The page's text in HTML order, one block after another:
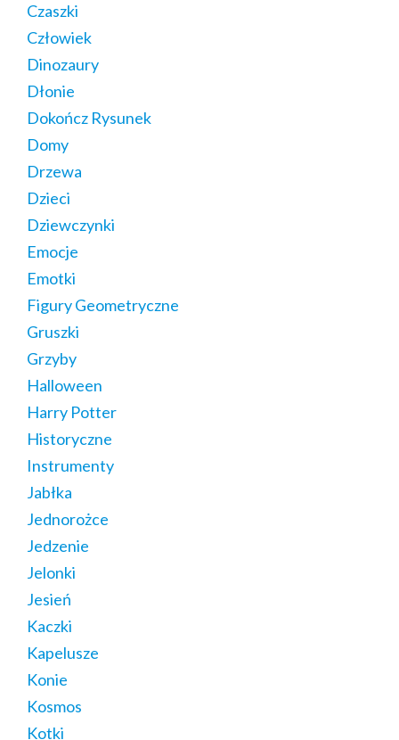
Czaszki
Człowiek
Dinozaury
Dłonie
Dokończ Rysunek
Domy
Drzewa
Dzieci
Dziewczynki
Emocje
Emotki
Figury Geometryczne
Gruszki
Grzyby
Halloween
Harry Potter
Historyczne
Instrumenty
Jabłka
Jednorożce
Jedzenie
Jelonki
Jesień
Kaczki
Kapelusze
Konie
Kosmos
Kotki